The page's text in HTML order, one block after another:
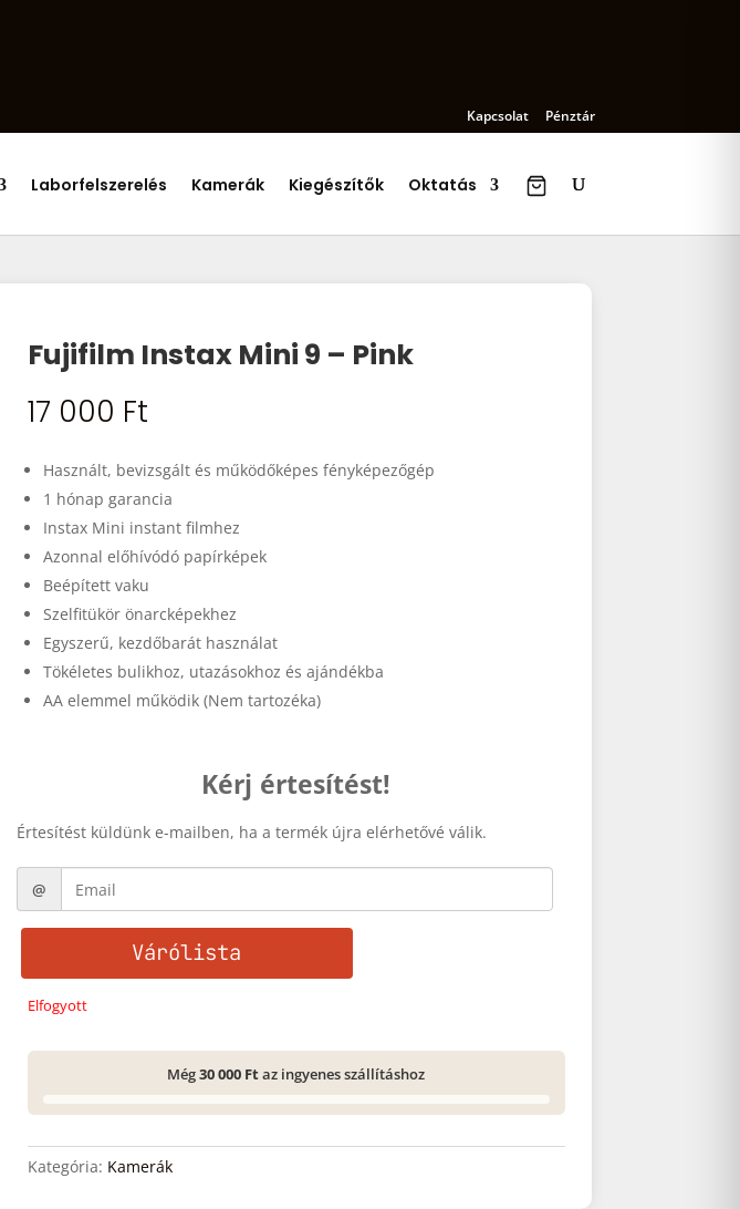
Kapcsolat Pénztár
Laborfelszerelés Kamerák Kiegészítők Oktatás
Products
Fujifilm Instax Mini 9 – Pink
17 000 Ft
Használt, bevizsgált és működőképes fényképezőgép
1 hónap garancia
Instax Mini instant filmhez
Azonnal előhívódó papírképek
Beépített vaku
Szelfitükör önarcképekhez
Egyszerű, kezdőbarát használat
Tökéletes bulikhoz, utazásokhoz és ajándékba
AA elemmel működik (Nem tartozéka)
Kérj értesítést!
Értesítést küldünk e-mailben, ha a termék újra elérhetővé válik.
Várólista
Elfogyott
Még30 000 Ftaz ingyenes szállításhoz
Kategória: Kamerák